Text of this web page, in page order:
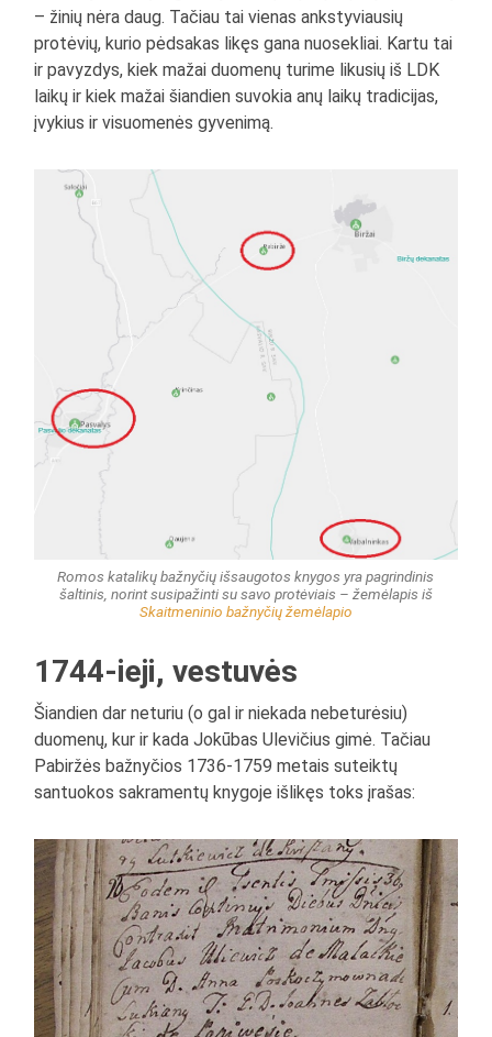
– žinių nėra daug. Tačiau tai vienas ankstyviausių
protėvių, kurio pėdsakas likęs gana nuosekliai. Kartu tai
ir pavyzdys, kiek mažai duomenų turime likusių iš LDK
laikų ir kiek mažai šiandien suvokia anų laikų tradicijas,
įvykius ir visuomenės gyvenimą.
Romos katalikų bažnyčių išsaugotos knygos yra pagrindinis
šaltinis, norint susipažinti su savo protėviais – žemėlapis iš
Skaitmeninio bažnyčių žemėlapio
1744-ieji, vestuvės
Šiandien dar neturiu (o gal ir niekada nebeturėsiu)
duomenų, kur ir kada Jokūbas Ulevičius gimė. Tačiau
Pabiržės bažnyčios 1736-1759 metais suteiktų
santuokos sakramentų knygoje išlikęs toks įrašas: